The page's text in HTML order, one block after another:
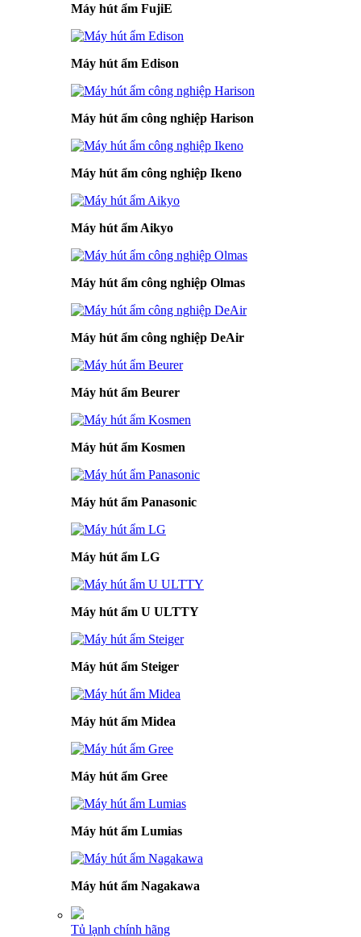
Máy hút ẩm FujiE
Máy hút ẩm Edison
Máy hút ẩm công nghiệp Harison
Máy hút ẩm công nghiệp Ikeno
Máy hút ẩm Aikyo
Máy hút ẩm công nghiệp Olmas
Máy hút ẩm công nghiệp DeAir
Máy hút ẩm Beurer
Máy hút ẩm Kosmen
Máy hút ẩm Panasonic
Máy hút ẩm LG
Máy hút ẩm U ULTTY
Máy hút ẩm Steiger
Máy hút ẩm Midea
Máy hút ẩm Gree
Máy hút ẩm Lumias
Máy hút ẩm Nagakawa
Tủ lạnh chính hãng